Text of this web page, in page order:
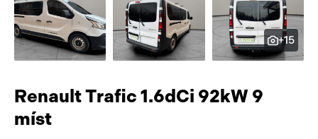
Pracovní stroje
Náhradní díly
Příslušenství
Auto a život
Videa
+15
Renault Trafic 1.6dCi 92kW 9
míst